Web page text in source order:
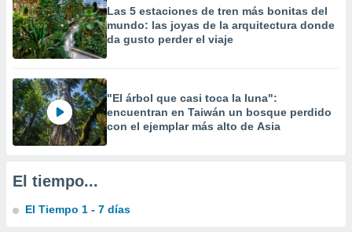
e
mediante
publicidad
de
Las 5 estaciones de tren más bonitas del
mundo: las joyas de la arquitectura donde
da gusto perder el viaje
"El árbol que casi toca la luna":
encuentran en Taiwán un bosque perdido
con el ejemplar más alto de Asia
El tiempo...
El Tiempo 1 - 7 días